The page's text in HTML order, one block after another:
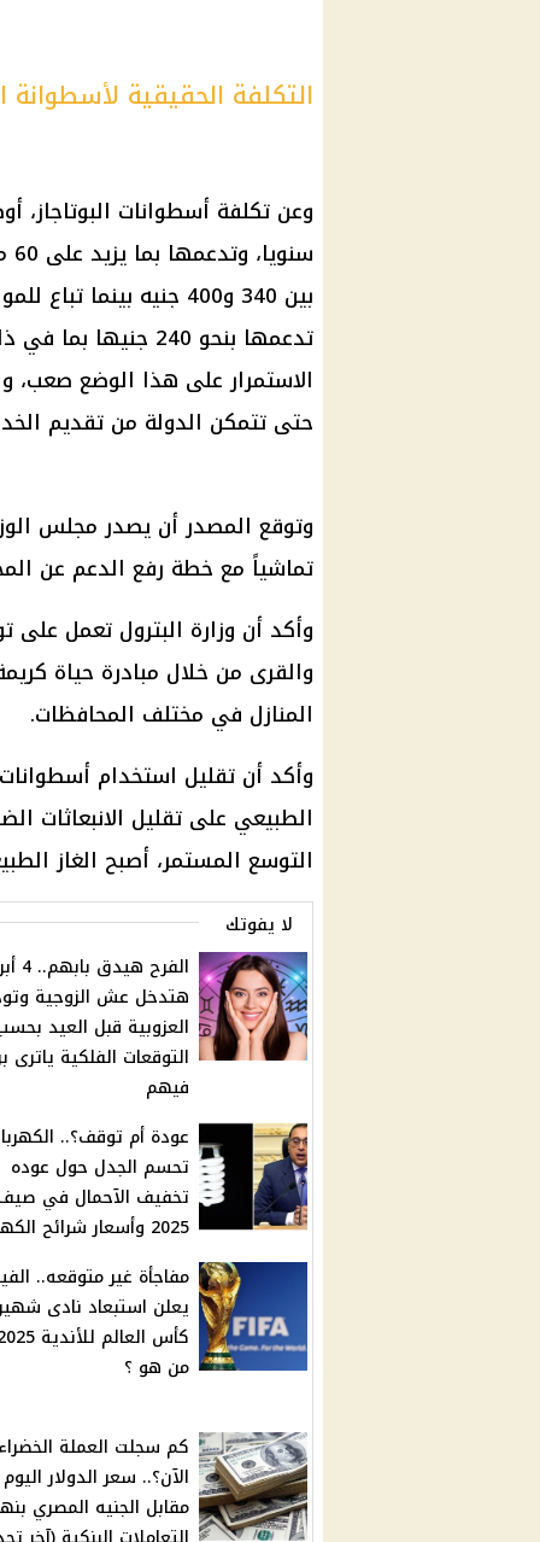
التكلفة الحقيقية لأسطوانة
تدعمها بنحو 240
الاستمرار على هذا الوضع صعب،
حتى تتمكن الدولة من تقديم
وتوقع المصدر أن يصدر مجلس
تماشياً مع خطة رفع الدعم عن
وأكد أن وزارة البترول تعمل
والقرى من خلال مبادرة حياة
المنازل في مختلف المحافظات.
وأكد أن تقليل استخدام أسطوانات
الطبيعي على تقليل الانبعاثات
التوسع المستمر، أصبح الغاز
لا يفوتك
الفرح
هتدخل عش الزوجية
العزوبية قبل العيد
التوقعات الفلكية ياترى
فيهم
عودة أم توقف؟..
تحسم الجدل حول عوده
تخفيف الآحمال في
2025 وأسعار شرائح الكهرباء
مفاجأة غير متوقعه..
يعلن استبعاد نادى
من هو ؟
كم سجلت العملة
الآن؟.. سعر الدولار اليوم
مقابل الجنيه المصري